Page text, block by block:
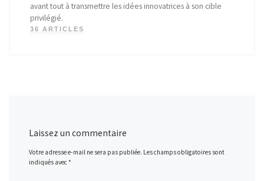
avant tout à transmettre les idées innovatrices à son cible
privilégié.
36 ARTICLES
Laissez un commentaire
Votre adresse e-mail ne sera pas publiée. Les champs obligatoires sont
indiqués avec*